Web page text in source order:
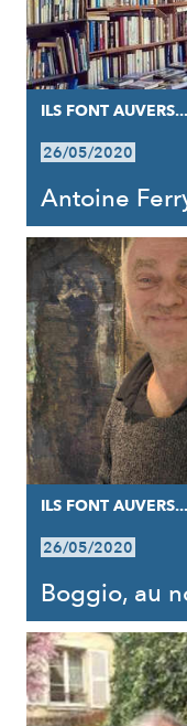
ILS FONT AUVERS...
26/05/2020
Antoine
ILS FONT AUVERS...
26/05/2020
Boggio, au